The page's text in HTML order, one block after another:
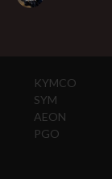
KYMCO
SYM
AEON
PGO